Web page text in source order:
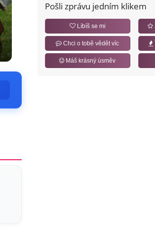
Pošli zprávu jedním klikem
Líbíš se mi
Chci o tobě vědět víc
Máš krásný úsměv